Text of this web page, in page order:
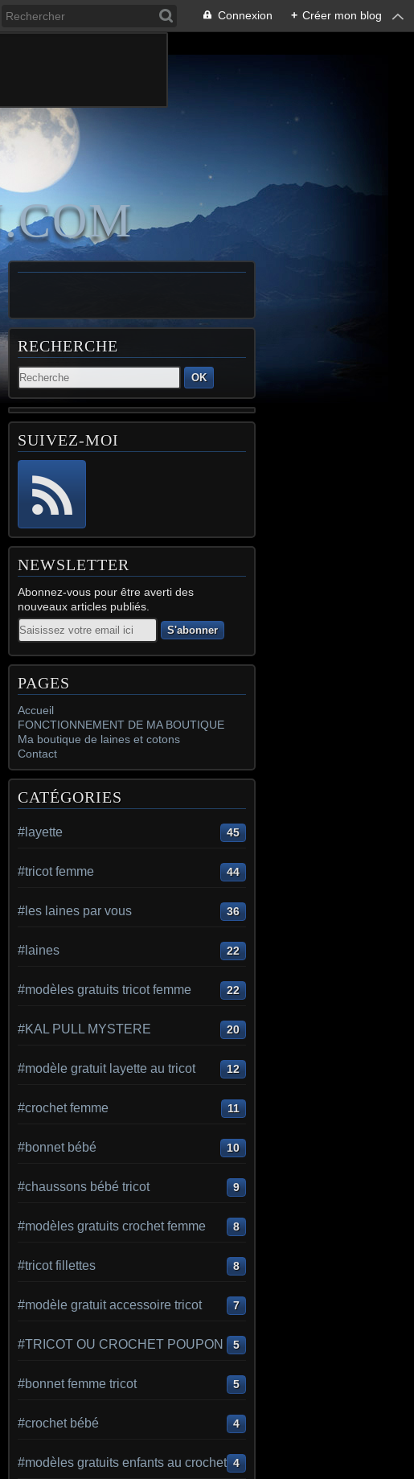
Connexion + Créer mon blog
RECHERCHE
OK
SUIVEZ-MOI
NEWSLETTER
Abonnez-vous pour être averti des
nouveaux articles publiés.
Email
PAGES
Accueil
FONCTIONNEMENT DE MA BOUTIQUE
Ma boutique de laines et cotons
Contact
CATÉGORIES
#layette 45
#tricot femme 44
#les laines par vous 36
#laines 22
#modèles gratuits tricot femme 22
#KAL PULL MYSTERE 20
#modèle gratuit layette au tricot 12
#crochet femme 11
#bonnet bébé 10
#chaussons bébé tricot 9
#modèles gratuits crochet femme 8
#tricot fillettes 8
#modèle gratuit accessoire tricot 7
#TRICOT OU CROCHET POUPON 5
#bonnet femme tricot 5
#crochet bébé 4
#modèles gratuits enfants au crochet 4